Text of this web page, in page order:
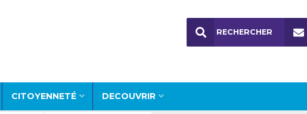
CITOYENNETÉ DECOUVRIR
RECHERCHER